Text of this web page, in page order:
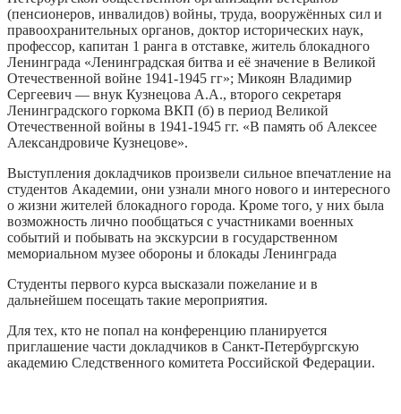
(пенсионеров, инвалидов) войны, труда, вооружённых сил и
правоохранительных органов, доктор исторических наук,
профессор, капитан 1 ранга в отставке, житель блокадного
Ленинграда «Ленинградская битва и её значение в Великой
Отечественной войне 1941-1945 гг»; Микоян Владимир
Сергеевич — внук Кузнецова А.А., второго секретаря
Ленинградского горкома ВКП (б) в период Великой
Отечественной войны в 1941-1945 гг. «В память об Алексее
Александровиче Кузнецове».
Выступления докладчиков произвели сильное впечатление на
студентов Академии, они узнали много нового и интересного
о жизни жителей блокадного города. Кроме того, у них была
возможность лично пообщаться с участниками военных
событий и побывать на экскурсии в государственном
мемориальном музее обороны и блокады Ленинграда
Студенты первого курса высказали пожелание и в
дальнейшем посещать такие мероприятия.
Для тех, кто не попал на конференцию планируется
приглашение части докладчиков в Санкт-Петербургскую
академию Следственного комитета Российской Федерации.